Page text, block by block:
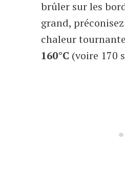
brûler sur les
grand,
chaleur
160°C (voire 170